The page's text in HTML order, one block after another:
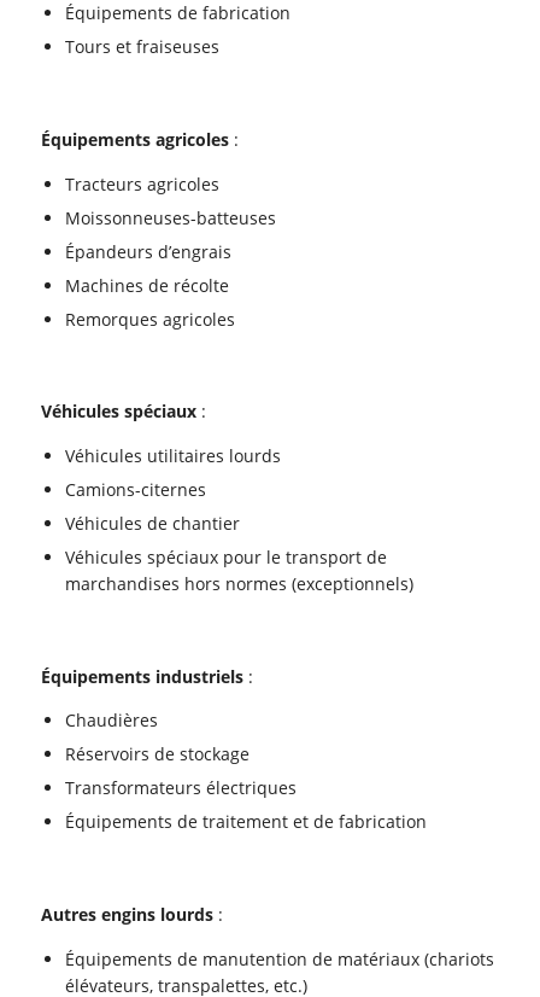
Équipements de fabrication
Tours et fraiseuses
Équipements agricoles:
Tracteurs agricoles
Moissonneuses-batteuses
Épandeurs d’engrais
Machines de récolte
Remorques agricoles
Véhicules spéciaux:
Véhicules utilitaires lourds
Camions-citernes
Véhicules de chantier
Véhicules spéciaux pour le transport de
marchandises hors normes (exceptionnels)
Équipements industriels:
Chaudières
Réservoirs de stockage
Transformateurs électriques
Équipements de traitement et de fabrication
Autres engins lourds:
Équipements de manutention de matériaux (chariots
élévateurs, transpalettes, etc.)